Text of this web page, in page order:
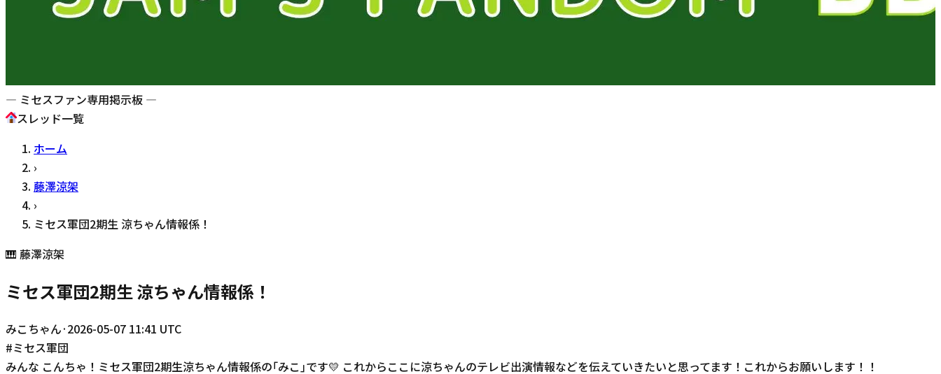
— ミセスファン専用掲示板 —
スレッド一覧
ホーム
›
藤澤涼架
›
ミセス軍団2期生 涼ちゃん情報係！
🎹 藤澤涼架
ミセス軍団2期生 涼ちゃん情報係！
みこちゃん·2026-05-07 11:41 UTC
#ミセス軍団
みんな こんちゃ！ミセス軍団2期生涼ちゃん情報係の｢みこ｣です💛 これからここに涼ちゃんのテレビ出演情報などを伝えていきたいと思ってます！これからお願いします！！